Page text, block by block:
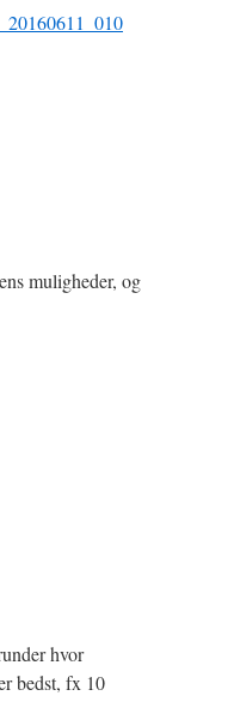
muligheder, og
hvor
bedst, fx 10